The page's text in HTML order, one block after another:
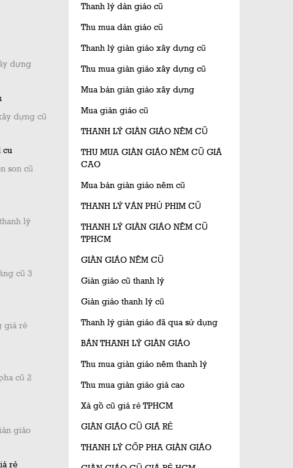
dựng
dựng cũ
son cũ
lý
cũ 3
giá rẻ
cũ 2
giáo
Thanh lý dàn giáo cũ
Thu mua dàn giáo cũ
Thanh lý giàn giáo xây dựng cũ
Thu mua giàn giáo xây dựng cũ
Mua bán giàn giáo xây dựng
Mua giàn giáo cũ
THANH LÝ GIÀN GIÁO NÊM CŨ
THU MUA GIÀN GIÁO NÊM CŨ GIÁ
CAO
Mua bán giàn giáo nêm cũ
THANH LÝ VÁN PHỦ PHIM CŨ
THANH LÝ GIÀN GIÁO NÊM CŨ
TPHCM
GIÀN GIÁO NÊM CŨ
Giàn giáo cũ thanh lý
Giàn giáo thanh lý cũ
Thanh lý giàn giáo đã qua sử dụng
BÁN THANH LÝ GIÀN GIÁO
Thu mua giàn giáo nêm thanh lý
Thu mua giàn giáo giá cao
Xà gồ cũ giá rẻ TPHCM
GIÀN GIÁO CŨ GIÁ RẺ
THANH LÝ CỐP PHA GIÀN GIÁO